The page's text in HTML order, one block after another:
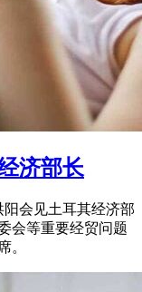
济部长
阳会见土耳其经济部
会等重要经贸问题
。